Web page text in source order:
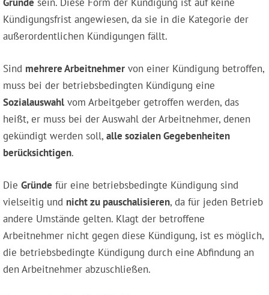
Kündigungsfrist angewiesen, da sie in die Kategorie der
außerordentlichen Kündigungen fällt.
Sind mehrere Arbeitnehmer von einer Kündigung betroffen,
muss bei der betriebsbedingten Kündigung eine
Sozialauswahl vom Arbeitgeber getroffen werden, das
heißt, er muss bei der Auswahl der Arbeitnehmer, denen
gekündigt werden soll, alle sozialen Gegebenheiten
berücksichtigen.
Die Gründe für eine betriebsbedingte Kündigung sind
vielseitig und nicht zu pauschalisieren, da für jeden Betrieb
andere Umstände gelten. Klagt der betroffene
Arbeitnehmer nicht gegen diese Kündigung, ist es möglich,
die betriebsbedingte Kündigung durch eine Abfindung an
den Arbeitnehmer abzuschließen.